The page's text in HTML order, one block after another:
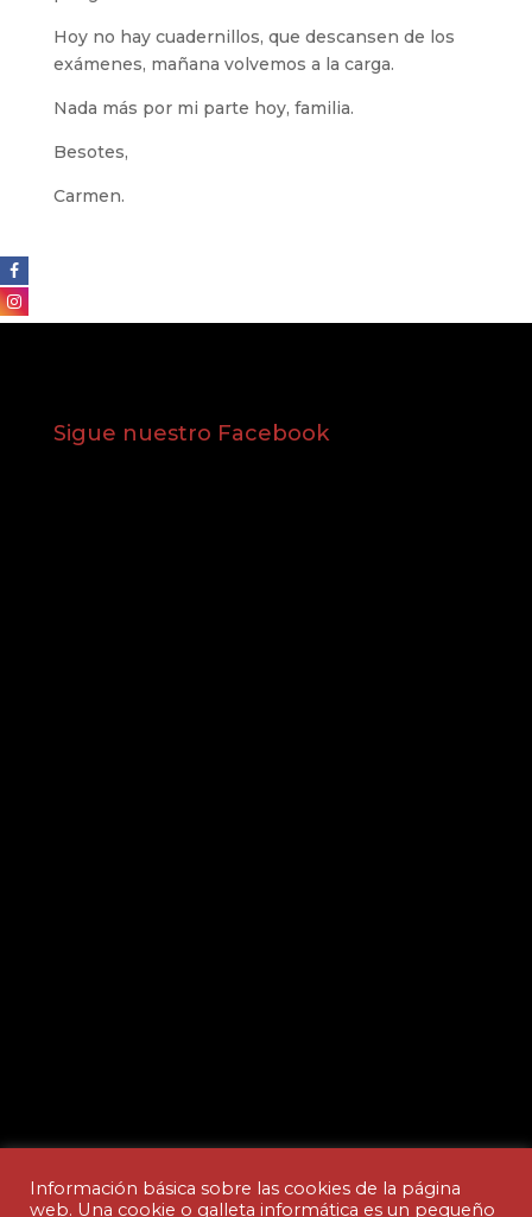
Hoy no hay cuadernillos, que descansen de los
exámenes, mañana volvemos a la carga.
Nada más por mi parte hoy, familia.
Besotes,
Carmen.
Sigue nuestro Facebook
Información básica sobre las cookies de la página
web. Una cookie o galleta informática es un pequeño